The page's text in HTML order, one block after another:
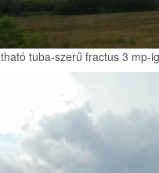
tuba-szerű fractus 3 mp-